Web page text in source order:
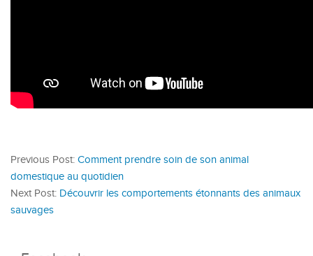
Previous Post: Comment prendre soin de son animal
domestique au quotidien
Next Post: Découvrir les comportements étonnants des animaux
sauvages